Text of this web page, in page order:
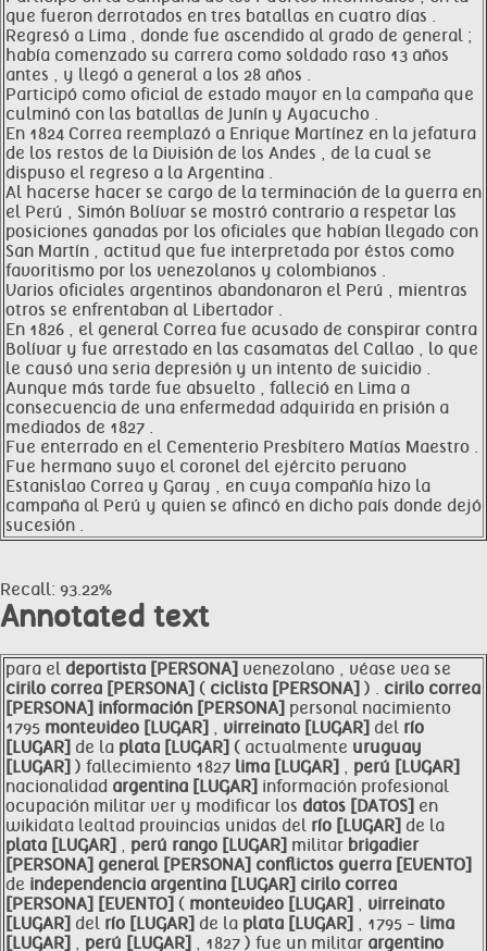
que fueron derrotados en tres batallas en cuatro días .
Regresó a Lima , donde fue ascendido al grado de general ;
había comenzado su carrera como soldado raso 13 años
antes , y llegó a general a los 28 años .
Participó como oficial de estado mayor en la campaña que
culminó con las batallas de Junín y Ayacucho .
En 1824 Correa reemplazó a Enrique Martínez en la jefatura
de los restos de la División de los Andes , de la cual se
dispuso el regreso a la Argentina .
Al hacerse hacer se cargo de la terminación de la guerra en
el Perú , Simón Bolívar se mostró contrario a respetar las
posiciones ganadas por los oficiales que habían llegado con
San Martín , actitud que fue interpretada por éstos como
favoritismo por los venezolanos y colombianos .
Varios oficiales argentinos abandonaron el Perú , mientras
otros se enfrentaban al Libertador .
En 1826 , el general Correa fue acusado de conspirar contra
Bolívar y fue arrestado en las casamatas del Callao , lo que
le causó una seria depresión y un intento de suicidio .
Aunque más tarde fue absuelto , falleció en Lima a
consecuencia de una enfermedad adquirida en prisión a
mediados de 1827 .
Fue enterrado en el Cementerio Presbítero Matías Maestro .
Fue hermano suyo el coronel del ejército peruano
Estanislao Correa y Garay , en cuya compañía hizo la
campaña al Perú y quien se afincó en dicho país donde dejó
sucesión .
Recall: 93.22%
Annotated text
para el deportista [PERSONA] venezolano , véase vea se
cirilo correa [PERSONA] ( ciclista [PERSONA] ) . cirilo correa
[PERSONA] información [PERSONA] personal nacimiento
1795 montevideo [LUGAR] , virreinato [LUGAR] del río
[LUGAR] de la plata [LUGAR] ( actualmente uruguay
[LUGAR] ) fallecimiento 1827 lima [LUGAR] , perú [LUGAR]
nacionalidad argentina [LUGAR] información profesional
ocupación militar ver y modificar los datos [DATOS] en
wikidata lealtad provincias unidas del río [LUGAR] de la
plata [LUGAR] , perú rango [LUGAR] militar brigadier
[PERSONA] general [PERSONA] conflictos guerra [EVENTO]
de independencia argentina [LUGAR] cirilo correa
[PERSONA] [EVENTO] ( montevideo [LUGAR] , virreinato
[LUGAR] del río [LUGAR] de la plata [LUGAR] , 1795 - lima
[LUGAR] , perú [LUGAR] , 1827 ) fue un militar argentino